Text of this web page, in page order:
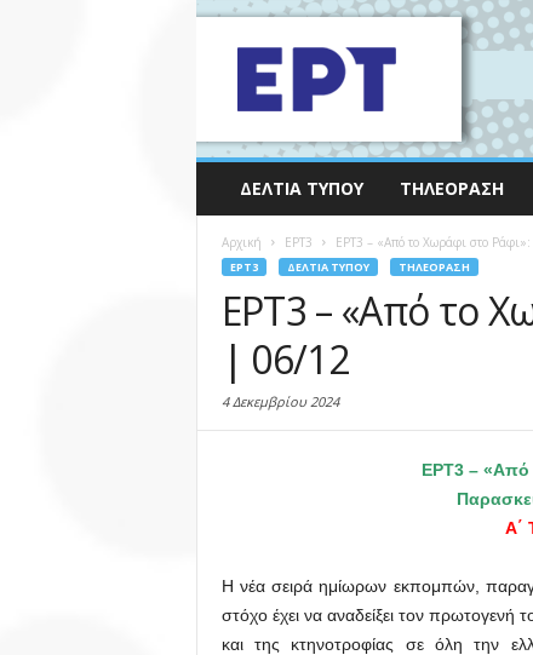
ΔΕΛΤΊΑ ΤΎΠΟΥ ΤΗΛΕΌΡΑΣΗ
Αρχική EΡΤ3 ΕΡΤ3 – «Από το Χωράφι στο
EΡΤ3 ΔΕΛΤΊΑ ΤΎΠΟΥ ΤΗΛΕΌΡΑΣΗ
ΕΡΤ3 – «Από το
| 06/12
4 Δεκεμβρίου 2024
ΕΡΤ3 – «Από
Α΄
Η νέα σειρά ημίωρων εκπομπών,
στόχο έχει να αναδείξει τον πρωτογενή
και της κτηνοτροφίας σε όλη την